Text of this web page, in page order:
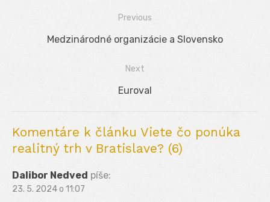
Navigácia
Previous
Previous
Medzinárodné organizácie a Slovensko
Next
Next
Euroval
Komentáre k článku Viete čo ponúka
realitný trh v Bratislave? (6)
Dalibor Nedved píše:
23. 5. 2024 o 11:07